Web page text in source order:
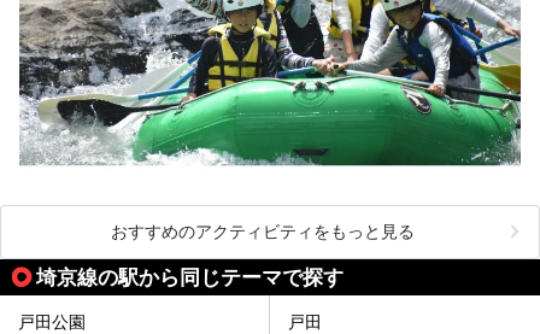
おすすめのアクティビティをもっと見る
埼京線の駅から同じテーマで探す
戸田公園 戸田